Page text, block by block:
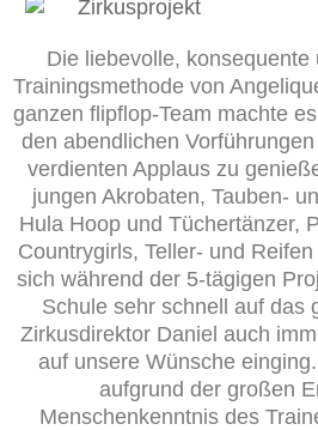
Die liebevolle, konsequente
Trainingsmethode von
ganzen flipflop-Team machte
den abendlichen
verdienten Applaus zu
jungen Akrobaten, Tauben-
Hula Hoop und Tüchertänzer,
Countrygirls, Teller- und
sich während der 5-tägigen
Schule sehr schnell auf das
Zirkusdirektor Daniel auch
auf unsere Wünsche
aufgrund der großen
Menschenkenntnis des